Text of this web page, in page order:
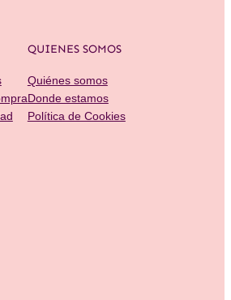
QUIENES SOMOS
Quiénes somos
Donde estamos
Política de Cookies